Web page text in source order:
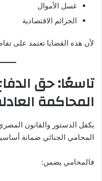
غسل الأموال
الجرائم الاقتصادية
لأن هذه القضايا تعتمد على
تاسعًا: حق
المحاكمة
يكفل الدستور والقانون
المحامي الجنائي ضمانة
فالمحامي يضمن: